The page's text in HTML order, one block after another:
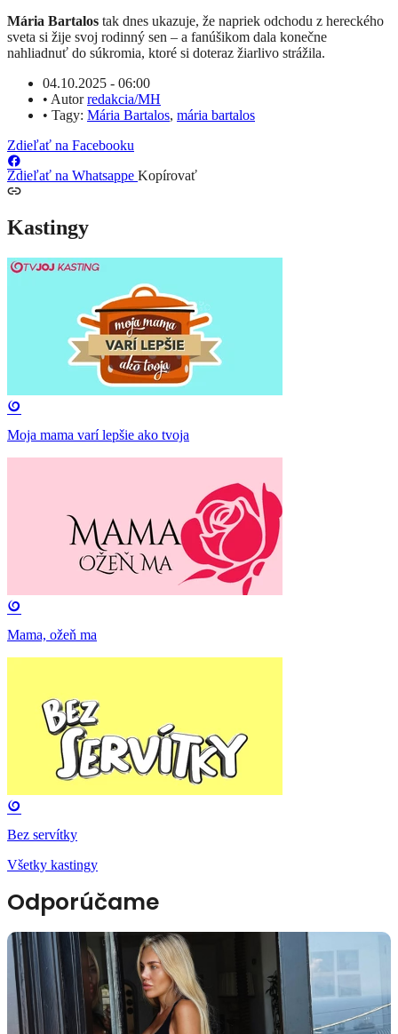
Mária Bartalos tak dnes ukazuje, že napriek odchodu z hereckého
sveta si žije svoj rodinný sen – a fanúšikom dala konečne
nahliadnuť do súkromia, ktoré si doteraz žiarlivo strážila.
04.10.2025 - 06:00
• Autorredakcia/MH
• Tagy: Mária Bartalos, mária bartalos
Zdieľať na Facebooku
Zdieľať na Whatsappe Kopírovať
Kastingy
Moja mama varí lepšie ako tvoja
Mama, ožeň ma
Bez servítky
Všetky kastingy
Odporúčame